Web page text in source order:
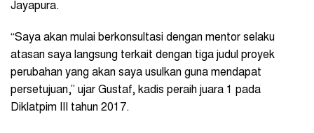
Jayapura.
“Saya akan mulai berkonsultasi dengan mentor selaku
atasan saya langsung terkait dengan tiga judul proyek
perubahan yang akan saya usulkan guna mendapat
persetujuan,” ujar Gustaf, kadis peraih juara 1 pada
Diklatpim III tahun 2017.